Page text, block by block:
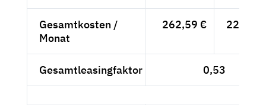
Gesamtkosten /
Monat
262,59 € 220,67
Gesamtleasingfaktor 0,53